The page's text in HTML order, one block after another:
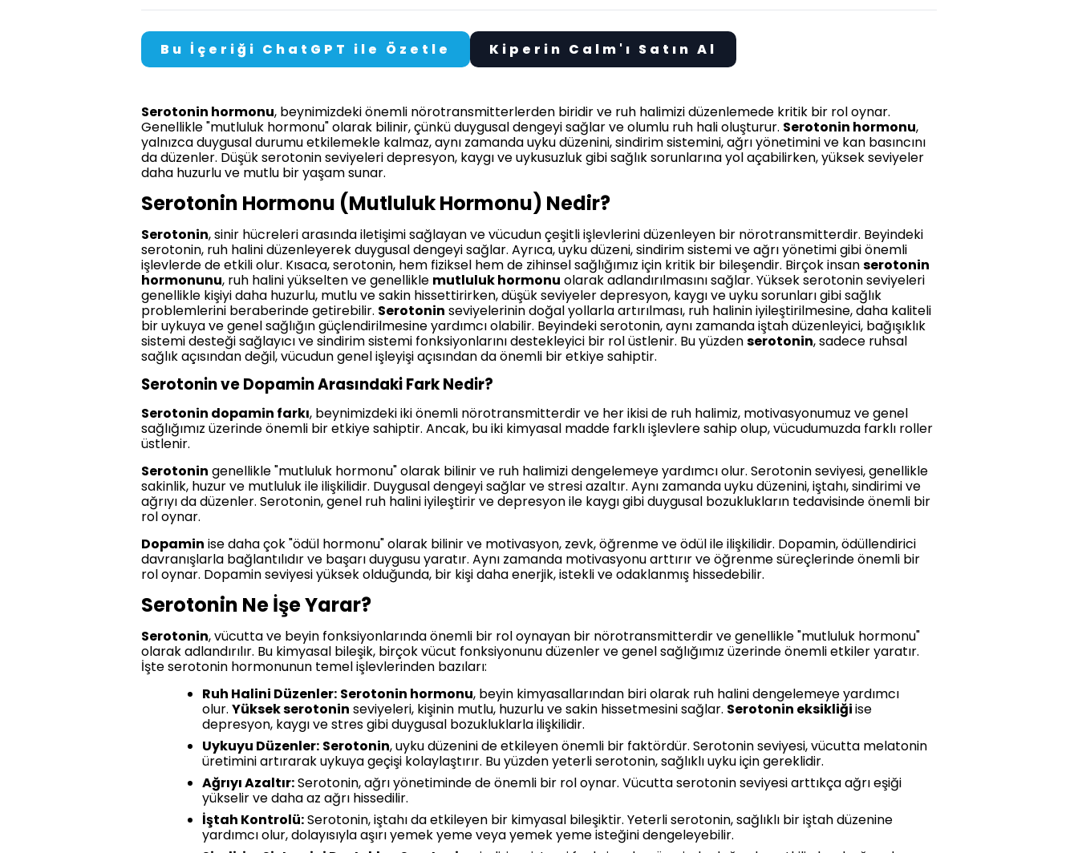
Bu İçeriği ChatGPT ile Özetle Kiperin Calm'ı Satın Al
Serotonin hormonu, beynimizdeki önemli nörotransmitterlerden biridir ve ruh halimizi düzenlemede kritik bir rol oynar.
Genellikle "mutluluk hormonu" olarak bilinir, çünkü duygusal dengeyi sağlar ve olumlu ruh hali oluşturur. Serotonin hormonu,
yalnızca duygusal durumu etkilemekle kalmaz, aynı zamanda uyku düzenini, sindirim sistemini, ağrı yönetimini ve kan basıncını
da düzenler. Düşük serotonin seviyeleri depresyon, kaygı ve uykusuzluk gibi sağlık sorunlarına yol açabilirken, yüksek seviyeler
daha huzurlu ve mutlu bir yaşam sunar.
Serotonin Hormonu (Mutluluk Hormonu) Nedir?
Serotonin, sinir hücreleri arasında iletişimi sağlayan ve vücudun çeşitli işlevlerini düzenleyen bir nörotransmitterdir. Beyindeki
serotonin, ruh halini düzenleyerek duygusal dengeyi sağlar. Ayrıca, uyku düzeni, sindirim sistemi ve ağrı yönetimi gibi önemli
işlevlerde de etkili olur. Kısaca, serotonin, hem fiziksel hem de zihinsel sağlığımız için kritik bir bileşendir. Birçok insanserotonin
hormonunu, ruh halini yükselten ve genellikle mutluluk hormonu olarak adlandırılmasını sağlar. Yüksek serotonin seviyeleri
genellikle kişiyi daha huzurlu, mutlu ve sakin hissettirirken, düşük seviyeler depresyon, kaygı ve uyku sorunları gibi sağlık
problemlerini beraberinde getirebilir. Serotonin seviyelerinin doğal yollarla artırılması, ruh halinin iyileştirilmesine, daha kaliteli
bir uykuya ve genel sağlığın güçlendirilmesine yardımcı olabilir. Beyindeki serotonin, aynı zamanda iştah düzenleyici, bağışıklık
sistemi desteği sağlayıcı ve sindirim sistemi fonksiyonlarını destekleyici bir rol üstlenir. Bu yüzdenserotonin, sadece ruhsal
sağlık açısından değil, vücudun genel işleyişi açısından da önemli bir etkiye sahiptir.
Serotonin ve Dopamin Arasındaki Fark Nedir?
Serotonin dopamin farkı, beynimizdeki iki önemli nörotransmitterdir ve her ikisi de ruh halimiz, motivasyonumuz ve genel
sağlığımız üzerinde önemli bir etkiye sahiptir. Ancak, bu iki kimyasal madde farklı işlevlere sahip olup, vücudumuzda farklı roller
üstlenir.
Serotonin genellikle "mutluluk hormonu" olarak bilinir ve ruh halimizi dengelemeye yardımcı olur. Serotonin seviyesi, genellikle
sakinlik, huzur ve mutluluk ile ilişkilidir. Duygusal dengeyi sağlar ve stresi azaltır. Aynı zamanda uyku düzenini, iştahı, sindirimi ve
ağrıyı da düzenler. Serotonin, genel ruh halini iyileştirir ve depresyon ile kaygı gibi duygusal bozuklukların tedavisinde önemli bir
rol oynar.
Dopamin ise daha çok "ödül hormonu" olarak bilinir ve motivasyon, zevk, öğrenme ve ödül ile ilişkilidir. Dopamin, ödüllendirici
davranışlarla bağlantılıdır ve başarı duygusu yaratır. Aynı zamanda motivasyonu arttırır ve öğrenme süreçlerinde önemli bir
rol oynar. Dopamin seviyesi yüksek olduğunda, bir kişi daha enerjik, istekli ve odaklanmış hissedebilir.
Serotonin Ne İşe Yarar?
Serotonin, vücutta ve beyin fonksiyonlarında önemli bir rol oynayan bir nörotransmitterdir ve genellikle "mutluluk hormonu"
olarak adlandırılır. Bu kimyasal bileşik, birçok vücut fonksiyonunu düzenler ve genel sağlığımız üzerinde önemli etkiler yaratır.
İşte serotonin hormonunun temel işlevlerinden bazıları:
Ruh Halini Düzenler: Serotonin hormonu, beyin kimyasallarından biri olarak ruh halini dengelemeye yardımcı
olur. Yüksek serotonin seviyeleri, kişinin mutlu, huzurlu ve sakin hissetmesini sağlar. Serotonin eksikliğiise
depresyon, kaygı ve stres gibi duygusal bozukluklarla ilişkilidir.
Uykuyu Düzenler: Serotonin, uyku düzenini de etkileyen önemli bir faktördür. Serotonin seviyesi, vücutta melatonin
üretimini artırarak uykuya geçişi kolaylaştırır. Bu yüzden yeterli serotonin, sağlıklı uyku için gereklidir.
Ağrıyı Azaltır:Serotonin, ağrı yönetiminde de önemli bir rol oynar. Vücutta serotonin seviyesi arttıkça ağrı eşiği
yükselir ve daha az ağrı hissedilir.
İştah Kontrolü:Serotonin, iştahı da etkileyen bir kimyasal bileşiktir. Yeterli serotonin, sağlıklı bir iştah düzenine
yardımcı olur, dolayısıyla aşırı yemek yeme veya yemek yeme isteğini dengeleyebilir.